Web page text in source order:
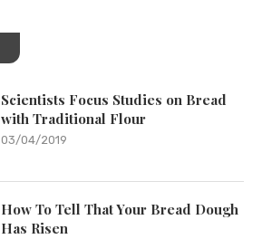
Scientists Focus Studies on Bread
with Traditional Flour
03/04/2019
How To Tell That Your Bread Dough
Has Risen